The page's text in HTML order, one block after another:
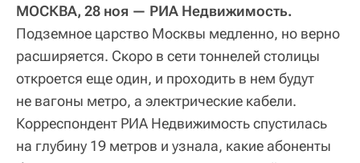
МОСКВА, 28 ноя — РИА Недвижимость.
Подземное царство Москвы медленно, но верно
расширяется. Скоро в сети тоннелей столицы
откроется еще один, и проходить в нем будут
не вагоны метро, а электрические кабели.
Корреспондент РИА Недвижимость спустилась
на глубину 19 метров и узнала, какие абоненты